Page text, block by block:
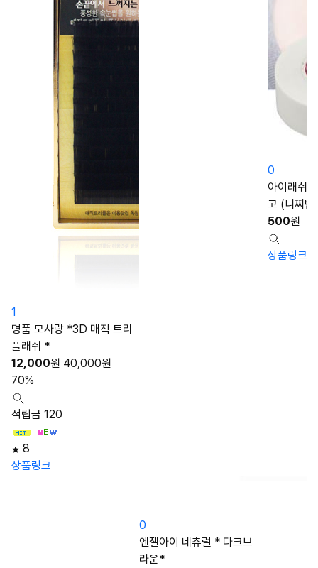
1
명품 모사랑 *3D 매직 트리
플래쉬 *
12,000원 40,000원
70%
적립금 120
8
상품링크
0
엔젤아이 네츄럴 * 다크브
라운*
0
아이래쉬
고 (니찌반)
500원
상품링크